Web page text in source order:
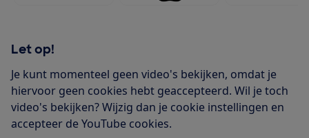
Let op!
Je kunt momenteel geen video's bekijken, omdat je
hiervoor geen cookies hebt geaccepteerd. Wil je toch
video's bekijken? Wijzig dan je cookie instellingen en
accepteer de YouTube cookies.